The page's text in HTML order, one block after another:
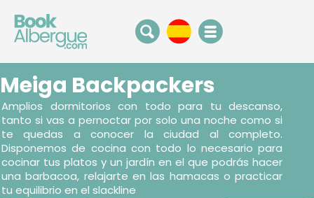
Meiga Backpackers
Amplios dormitorios con todo para tu descanso,
tanto si vas a pernoctar por solo una noche como si
te quedas a conocer la ciudad al completo.
Disponemos de cocina con todo lo necesario para
cocinar tus platos y un jardín en el que podrás hacer
una barbacoa, relajarte en las hamacas o practicar
tu equilibrio en el slackline